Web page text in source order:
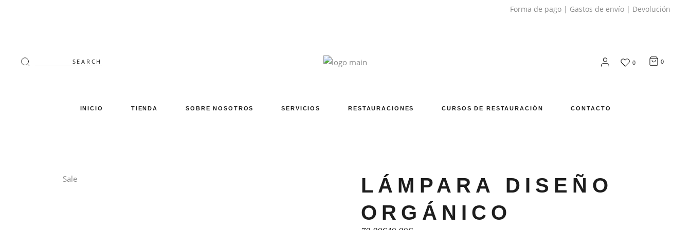
Forma de pago | Gastos de envío | Devolución
Search
for: 0 0
INICIO TIENDA SOBRE NOSOTROS SERVICIOS RESTAURACIONES CURSOS DE RESTAURACIÓN CONTACTO
Sale
LÁMPARA DISEÑO
ORGÁNICO